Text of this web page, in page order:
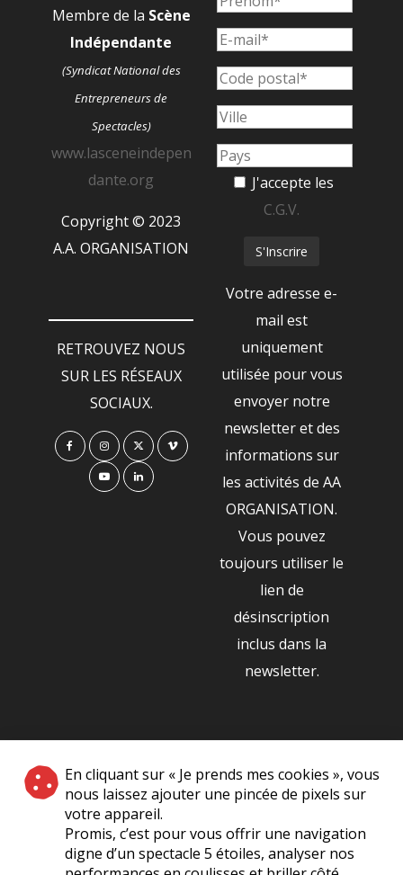
En cliquant sur « Je prends mes cookies », vous
nous laissez ajouter une pincée de pixels sur
votre appareil.
Promis, c’est pour vous offrir une navigation
digne d’un spectacle 5 étoiles, analyser nos
Membre de la Scène
Indépendante
(Syndicat National des
Entrepreneurs de
Spectacles)
www.lasceneindepen
dante.org
Copyright © 2023
A.A. ORGANISATION
RETROUVEZ NOUS
SUR LES RÉSEAUX
SOCIAUX.
J'accepte les
C.G.V.
Votre adresse e-
mail est
uniquement
utilisée pour vous
envoyer notre
newsletter et des
informations sur
les activités de AA
ORGANISATION.
Vous pouvez
toujours utiliser le
lien de
désinscription
inclus dans la
newsletter.
NOS PARTENAIRES
|